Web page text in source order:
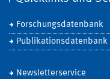
Forschungsdatenbank
Publikationsdatenbank
Newsletterservice